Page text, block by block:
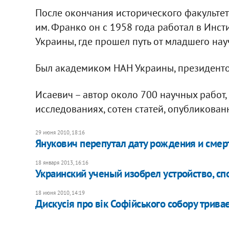
После окончания исторического
им. Франко он с 1958 года работал в
Украины, где прошел путь от младшего
Был академиком НАН Украины,
Исаевич – автор около 700 научных
исследованиях, сотен статей,
29 июня 2010, 18:16
Янукович перепутал дату рождения и
18 января 2013, 16:16
Украинский ученый изобрел устройство,
18 июня 2010, 14:19
Дискусія про вік Софійського собору